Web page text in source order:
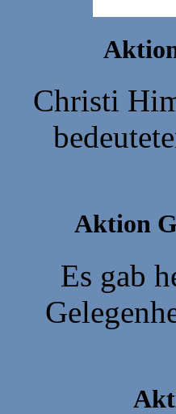
Christi
Aktion
Es gab